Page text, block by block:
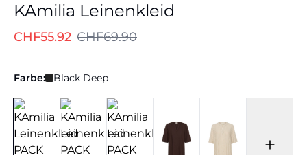
KAmilia Leinenkleid
CHF55.92 CHF69.90
Farbe: Black Deep